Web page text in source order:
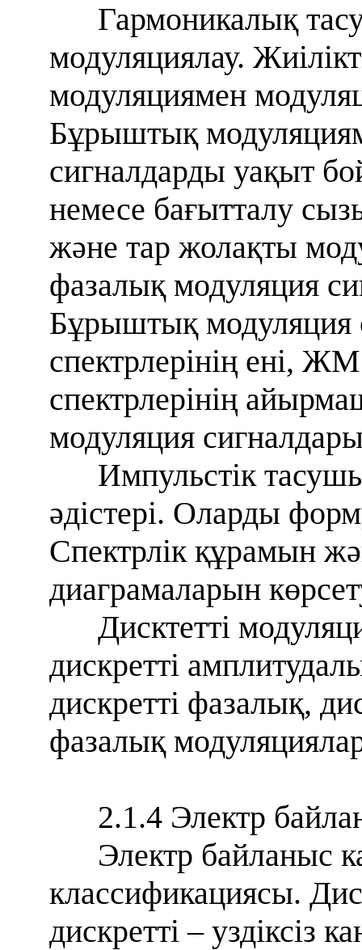
Гармоникалық
модуляциялау.
модуляциямен
Бұрыштық
сигналдарды уақыт
немесе бағытталу
және тар жолақты
фазалық модуляция
Бұрыштық модуляция
спектрлерінің ені,
спектрлерінің
модуляция
Импульстік
әдістері. Оларды
Спектрлік құрамын
диаграмаларын
Дисктетті
дискретті
дискретті фазалық,
фазалық
2.1.4 Электр
Электр байланыс
классификациясы.
дискретті – уздіксіз